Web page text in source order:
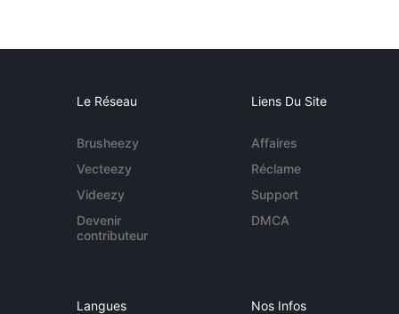
Le Réseau
Brusheezy
Vecteezy
Videezy
Devenir
contributeur
Liens Du Site
Affaires
Réclame
Support
DMCA
Langues Nos Infos